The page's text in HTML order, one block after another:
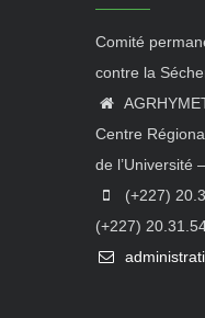
Comité
contre la
Centre
de l’Université
(+227)
(+227)